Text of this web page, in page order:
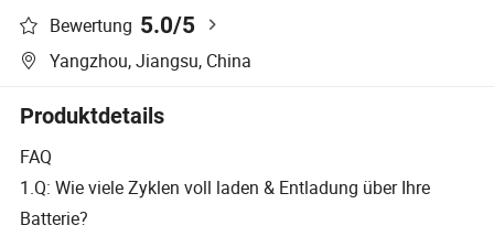
Bewertung 5.0/5
Yangzhou, Jiangsu, China
Produktdetails
FAQ
1.Q: Wie viele Zyklen voll laden & Entladung über Ihre
Batterie?